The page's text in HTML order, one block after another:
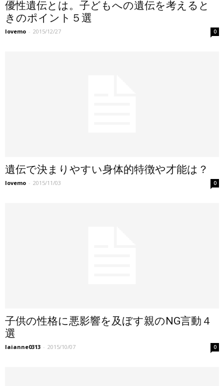
優性遺伝とは。子どもへの遺伝を考えると
きのポイント５選
lovemo - 2015/12/27 0
遺伝で決まりやすい身体的特徴や才能は？
lovemo - 2015/11/03 0
子供の性格に悪影響を及ぼす親のNG言動４
選
laianne0313 - 2015/10/07 0